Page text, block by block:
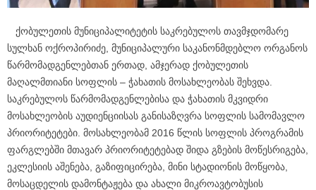
ქობულეთის მუნიციპალიტეტის საკრებულოს თავმჯდომარე
სულხან ოქროპირიძე, მუნიციპალური საკანონმდებლო ორგანოს
წარმომადგენლებთან ერთად, ამჯერად ქობულეთის
მაღალმთიანი სოფლის – ჭახათის მოსახლეობას შეხვდა.
საკრებულოს წარმომადგენლებისა და ჭახათის მკვიდრი
მოსახლეობის აუდიენციისას განისაზღვრა სოფლის სამომავლო
პრიორიტეტები. მოსახლეობამ 2016 წლის სოფლის პროგრამის
ფარგლებში მთავარ პრიორიტეტებად შიდა გზების მოწესრიგება,
ეკლესიის აშენება, გაზიფიცირება, მინი სტადიონის მოწყობა,
მოსაცდელის დამონტაჟება და ახალი მიკროავტობუსის